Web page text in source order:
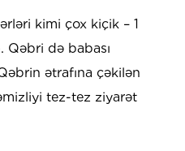
kimi çox kiçik – 1
Qəbri də babası
ətrafına çəkilən
tez-tez ziyarət